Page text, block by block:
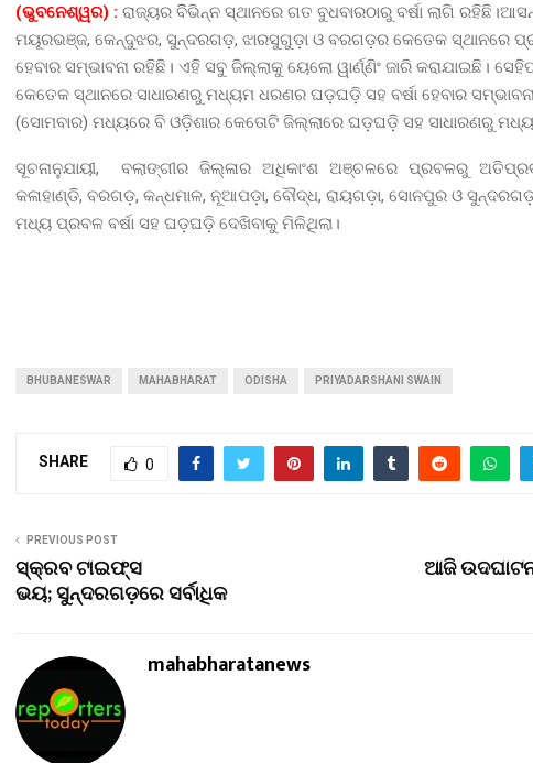
(ଭୁବନେଶ୍ୱର) : ରାଜ୍ୟର ବିିଭିନ୍ନ ସ୍ଥାନରେ ଗତ ବୁଧବାରଠାରୁ ବର୍ଷା ଲାଗି
ମୟୂରଭଞ୍ଜ, କେନ୍ଦୁଝର, ସୁନ୍ଦରଗଡ଼, ଝାରସୁଗୁଡ଼ା ଓ ବରଗଡ଼ର କେତେକ ସ୍ଥାନରେ
ହେବାର ସମ୍ଭାବନା ରହିଛି। ଏହି ସବୁ ଜିଲ୍ଲାକୁ ୟେଲୋ ୱାର୍ଣ୍ଣିଂ ଜାରି କରାଯାଇଛି।
କେତେକ ସ୍ଥାନରେ ସାଧାରଣରୁ ମଧ୍ୟମ ଧରଣର ଘଡ଼ଘଡ଼ି ସହ ବର୍ଷା ହେବାର
(ସୋମବାର) ମଧ୍ୟରେ ବି ଓଡ଼ିଶାର କେତୋଟି ଜିଲ୍ଲାରେ ଘଡ଼ଘଡ଼ି ସହ ସାଧାରଣରୁ
ସୂଚନାନୁଯାୟୀ, ବଲାଙ୍ଗୀର ଜିଲ୍ଳାର ଅଧିକାଂଶ ଅଞ୍ଚ‌ଳରେ ପ୍ରବଳରୁ
କଳାହାଣ୍ଡି, ବରଗଡ଼, କନ୍ଧମାଳ, ନୂଆପଡ଼ା, ବୌଦ୍ଧ, ରାୟଗଡ଼ା, ସୋନପୁର ଓ
ମଧ୍ୟ ପ୍ରବଳ ବର୍ଷା ସହ ଘଡ଼ଘଡ଼ି ଦେଖିବାକୁ ମିଳିଥିଲା।
BHUBANESWAR MAHABHARAT ODISHA PRIYADARSHANI SWAIN
SHARE 0
PREVIOUS POST
ସ୍କ୍ରବ ଟାଇଫ୍‌ସ
ଭୟ; ସୁନ୍ଦରଗଡ଼ରେ ସର୍ବାଧିକ
ଆଜି ଉଦଘାଟନ
mahabharatanews